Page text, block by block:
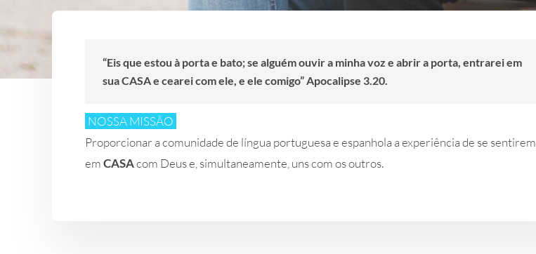
“Eis que estou à porta e bato; se alguém ouvir a minha voz e abrir a porta, entrarei em
sua CASA e cearei com ele, e ele comigo” Apocalipse 3.20.
NOSSA MISSÃO
Proporcionar a comunidade de língua portuguesa e espanhola a experiência de se sentirem
emCASAcom Deus e, simultaneamente, uns com os outros.